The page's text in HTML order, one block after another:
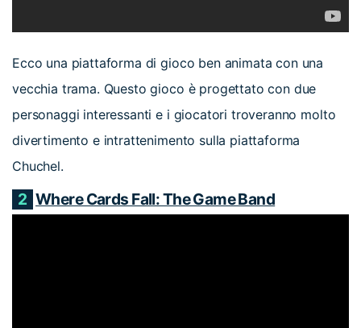
Ecco una piattaforma di gioco ben animata con una
vecchia trama. Questo gioco è progettato con due
personaggi interessanti e i giocatori troveranno molto
divertimento e intrattenimento sulla piattaforma
Chuchel.
2 Where Cards Fall: The Game Band